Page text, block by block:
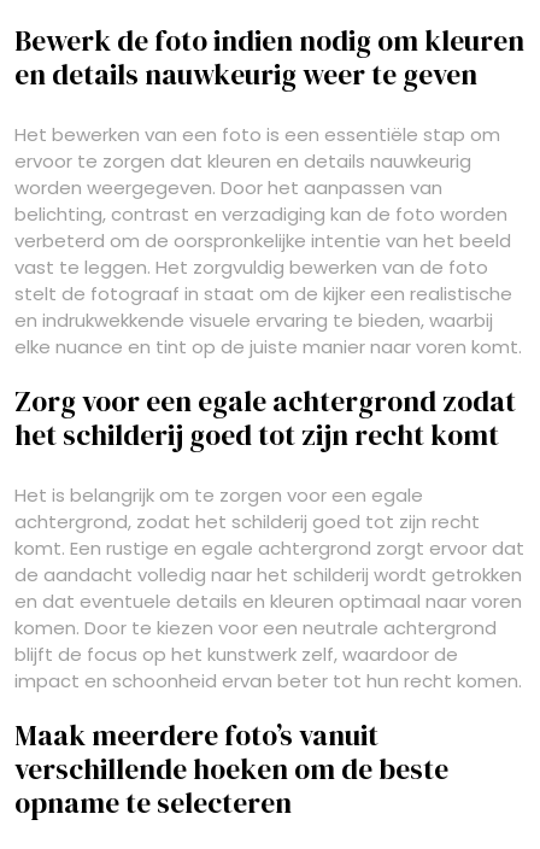
Bewerk de foto indien nodig om kleuren
en details nauwkeurig weer te geven
Het bewerken van een foto is een essentiële stap om
ervoor te zorgen dat kleuren en details nauwkeurig
worden weergegeven. Door het aanpassen van
belichting, contrast en verzadiging kan de foto worden
verbeterd om de oorspronkelijke intentie van het beeld
vast te leggen. Het zorgvuldig bewerken van de foto
stelt de fotograaf in staat om de kijker een realistische
en indrukwekkende visuele ervaring te bieden, waarbij
elke nuance en tint op de juiste manier naar voren komt.
Zorg voor een egale achtergrond zodat
het schilderij goed tot zijn recht komt
Het is belangrijk om te zorgen voor een egale
achtergrond, zodat het schilderij goed tot zijn recht
komt. Een rustige en egale achtergrond zorgt ervoor dat
de aandacht volledig naar het schilderij wordt getrokken
en dat eventuele details en kleuren optimaal naar voren
komen. Door te kiezen voor een neutrale achtergrond
blijft de focus op het kunstwerk zelf, waardoor de
impact en schoonheid ervan beter tot hun recht komen.
Maak meerdere foto’s vanuit
verschillende hoeken om de beste
opname te selecteren